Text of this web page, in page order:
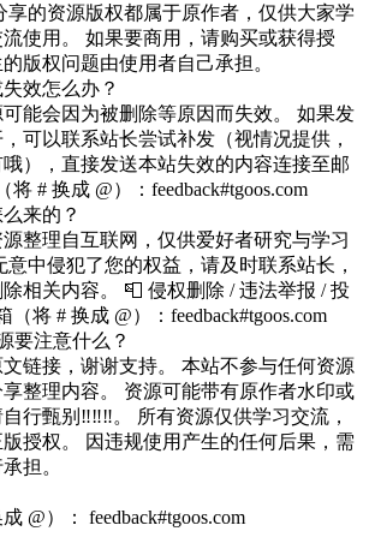
享的资源版权都属于原作者，仅供大家学
使用。 如果要商用，请购买或获得授
版权问题由使用者自己承担。
效怎么办？
能会因为被删除等原因而失效。 如果发
可以联系站长尝试补发（视情况提供，
），直接发送本站失效的内容连接至邮
将 # 换成 @）：feedback#tgoos.com
来的？
整理自互联网，仅供爱好者研究与学习
意中侵犯了您的权益，请及时联系站长，
相关内容。 📮 侵权删除 / 违法举报 / 投
（将 # 换成 @）：feedback#tgoos.com
要注意什么？
链接，谢谢支持。 本站不参与任何资源
整理内容。 资源可能带有原作者水印或
行甄别‼️‼️‼️。 所有资源仅供学习交流，
授权。 因违规使用产生的任何后果，需
担。
@）： feedback#tgoos.com